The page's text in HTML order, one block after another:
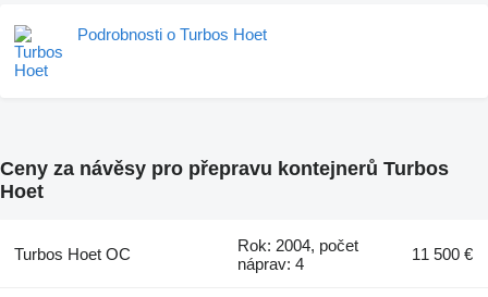
Podrobnosti o Turbos Hoet
Ceny za návěsy pro přepravu kontejnerů Turbos
Hoet
Turbos Hoet OC
Rok: 2004, počet
náprav: 4
11 500 €